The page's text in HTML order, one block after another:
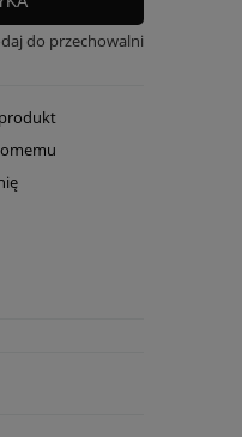
do przechowalni